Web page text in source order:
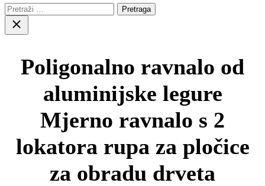
Pretraga:
Close
search
Poligonalno ravnalo od
aluminijske legure
Mjerno ravnalo s 2
lokatora rupa za pločice
za obradu drveta